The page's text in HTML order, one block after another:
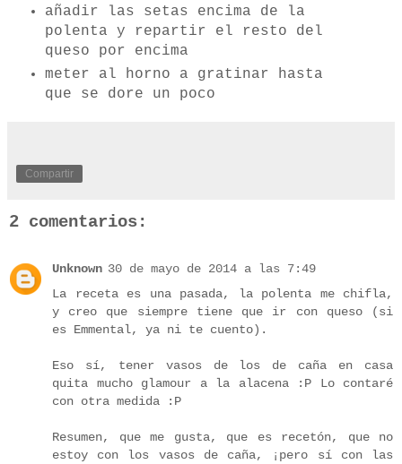
añadir las setas encima de la
polenta y repartir el resto del
queso por encima
meter al horno a gratinar hasta
que se dore un poco
Compartir
2 comentarios:
Unknown 30 de mayo de 2014 a las 7:49
La receta es una pasada, la polenta me chifla,
y creo que siempre tiene que ir con queso (si
es Emmental, ya ni te cuento).
Eso sí, tener vasos de los de caña en casa
quita mucho glamour a la alacena :P Lo contaré
con otra medida :P
Resumen, que me gusta, que es recetón, que no
estoy con los vasos de caña, ¡pero sí con las